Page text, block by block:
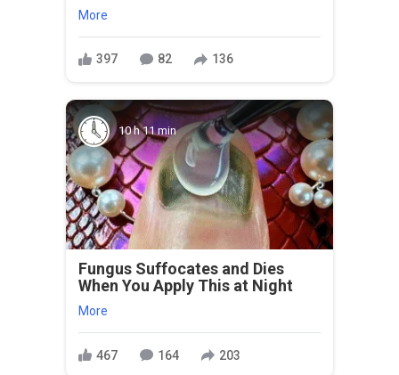
More
397 82 136
10 h 11 min
Fungus Suffocates and Dies
When You Apply This at Night
More
467 164 203